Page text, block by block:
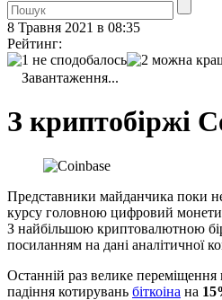
8 Травня 2021 в 08:35
Рейтинг:
Завантаження...
З криптобіржі
Представники майданчика поки не
курсу головною цифровий
З найбільшою криптовалютною
посиланням на дані аналітичної
Останній раз велике переміщення
падіння котирувань біткоіна на